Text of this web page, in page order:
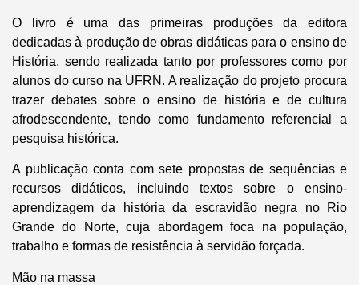
O livro é uma das primeiras produções da editora
dedicadas à produção de obras didáticas para o ensino de
História, sendo realizada tanto por professores como por
alunos do curso na UFRN. A realização do projeto procura
trazer debates sobre o ensino de história e de cultura
afrodescendente, tendo como fundamento referencial a
pesquisa histórica.
A publicação conta com sete propostas de sequências e
recursos didáticos, incluindo textos sobre o ensino-
aprendizagem da história da escravidão negra no Rio
Grande do Norte, cuja abordagem foca na população,
trabalho e formas de resistência à servidão forçada.
Mão na massa